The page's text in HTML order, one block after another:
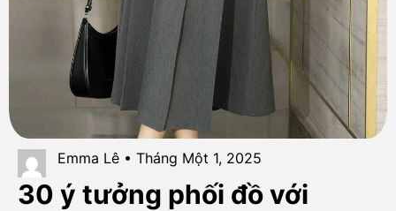
Emma Lê • Tháng Một 1, 2025
30 ý tưởng phối đồ với